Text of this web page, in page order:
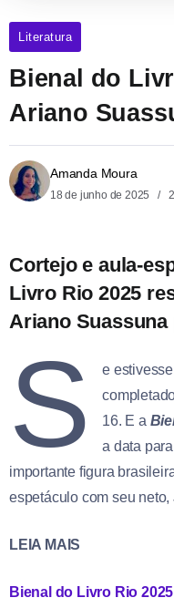
Literatura
Bienal do
Ariano
Amanda Moura
18 de junho de 2025
Cortejo e aula-
Livro Rio 2025
Ariano
S e
16. E a
a data
importante figura
espetáculo com seu neto,
LEIA MAIS
Bienal do Livro Rio